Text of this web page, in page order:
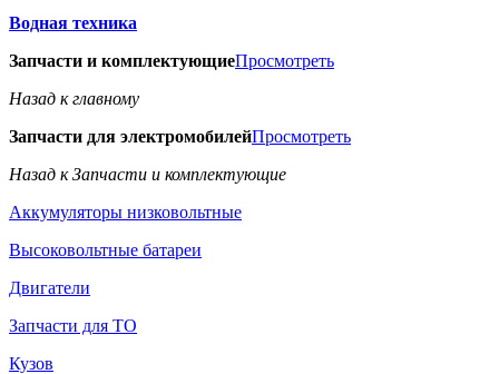
Водная техника
Запчасти и комплектующиеПросмотреть
Назад к главному
Запчасти для электромобилейПросмотреть
Назад к Запчасти и комплектующие
Аккумуляторы низковольтные
Высоковольтные батареи
Двигатели
Запчасти для ТО
Кузов